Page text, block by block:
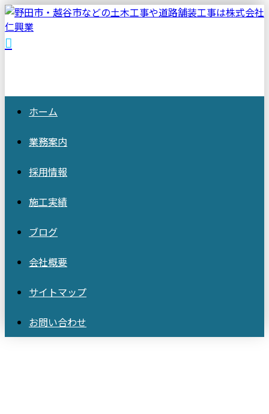
ホーム
業務案内
採用情報
施工実績
ブログ
会社概要
サイトマップ
お問い合わせ